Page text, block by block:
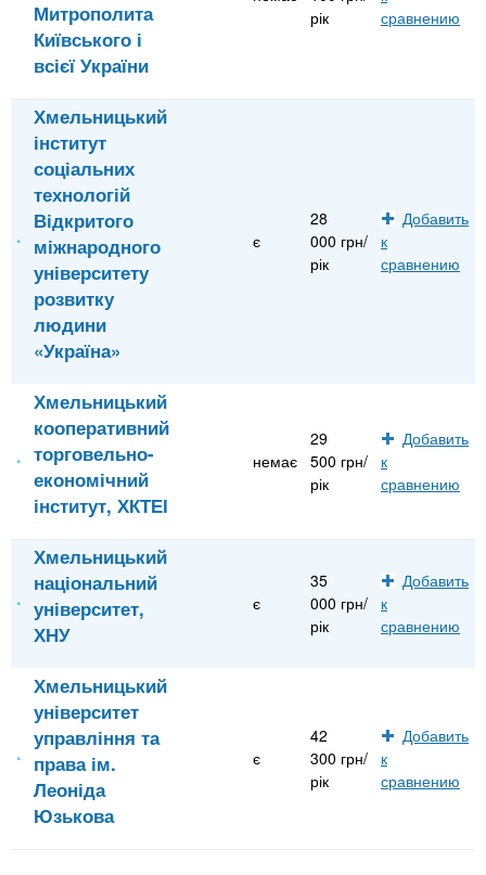
Митрополита
Київського і
всієї України
рік
сравнению
Хмельницький
інститут
соціальних
технологій
Відкритого
міжнародного
університету
розвитку
людини
«Україна»
є
28
000 грн/
рік
Добавить
к
сравнению
Хмельницький
кооперативний
торговельно-
економічний
інститут, ХКТЕІ
немає
29
500 грн/
рік
Добавить
к
сравнению
Хмельницький
національний
університет,
ХНУ
є
35
000 грн/
рік
Добавить
к
сравнению
Хмельницький
університет
управління та
права ім.
Леоніда
Юзькова
є
42
300 грн/
рік
Добавить
к
сравнению